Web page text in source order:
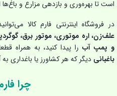
است تا بهره‌وری و بازدهی مزارع و باغ‌ها
در فروشگاه اینترنتی فارم کالا
علف‌زن، اره موتوری، موتور برق،
و پمپ آب را پیدا کنید، به همراه
باغبانی دیگر که هر کشاورز یا باغداری به
چرا